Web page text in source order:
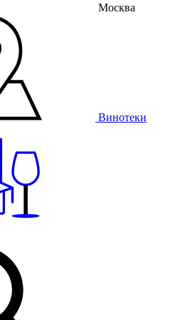
Москва
Винотеки